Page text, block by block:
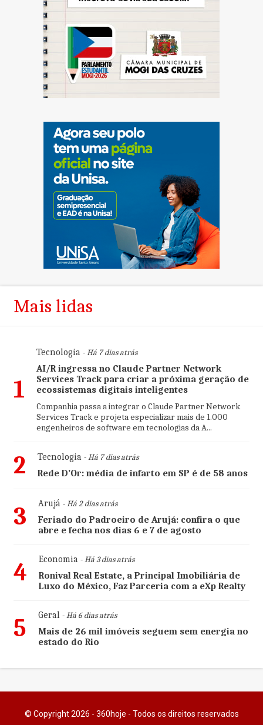
Mais lidas
1
Tecnologia- Há 7 dias atrás
AI/R ingressa no Claude Partner Network
Services Track para criar a próxima geração de
ecossistemas digitais inteligentes
Companhia passa a integrar o Claude Partner Network
Services Track e projeta especializar mais de 1.000
engenheiros de software em tecnologias da A...
2 Tecnologia- Há 7 dias atrás
Rede D’Or: média de infarto em SP é de 58 anos
3 Arujá- Há 2 dias atrás
Feriado do Padroeiro de Arujá: confira o que
abre e fecha nos dias 6 e 7 de agosto
4 Economia- Há 3 dias atrás
Ronival Real Estate, a Principal Imobiliária de
Luxo do México, Faz Parceria com a eXp Realty
5 Geral- Há 6 dias atrás
Mais de 26 mil imóveis seguem sem energia no
estado do Rio
© Copyright 2026 - 360hoje - Todos os direitos reservados